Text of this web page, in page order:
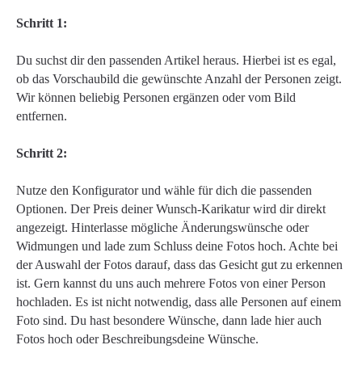
Schritt 1:
Du suchst dir den passenden Artikel heraus. Hierbei ist es egal,
ob das Vorschaubild die gewünschte Anzahl der Personen zeigt.
Wir können beliebig Personen ergänzen oder vom Bild
entfernen.
Schritt 2:
Nutze den Konfigurator und wähle für dich die passenden
Optionen. Der Preis deiner Wunsch-Karikatur wird dir direkt
angezeigt. Hinterlasse mögliche Änderungswünsche oder
Widmungen und lade zum Schluss deine Fotos hoch. Achte bei
der Auswahl der Fotos darauf, dass das Gesicht gut zu erkennen
ist. Gern kannst du uns auch mehrere Fotos von einer Person
hochladen. Es ist nicht notwendig, dass alle Personen auf einem
Foto sind. Du hast besondere Wünsche, dann lade hier auch
Fotos hoch oder Beschreibungsdeine Wünsche.